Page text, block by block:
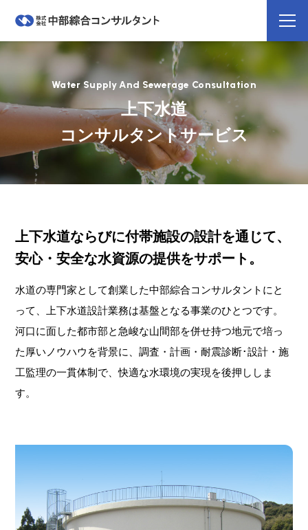
Water Supply And Sewerage Consultation
上下水道
コンサルタントサービス
上下水道ならびに付帯施設の設計を通じて、
安心・安全な水資源の提供をサポート。
水道の専門家として創業した中部綜合コンサルタントにと
って、上下水道設計業務は基盤となる事業のひとつです。
河口に面した都市部と急峻な山間部を併せ持つ地元で培っ
た厚いノウハウを背景に、調査・計画・耐震診断･設計・施
工監理の一貫体制で、快適な水環境の実現を後押ししま
す。